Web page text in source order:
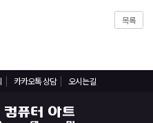
목록
카카오톡 상담 오시는길
레임워크/SPRING)